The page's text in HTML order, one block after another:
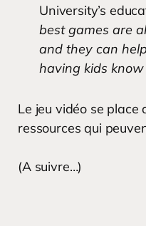
University’s
best games are
and they can
having kids
Le jeu vidéo se place
ressources qui
(A suivre…)